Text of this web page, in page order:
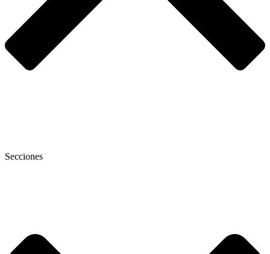
Secciones